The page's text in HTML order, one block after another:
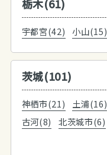
栃木(61)
宇都宮(42) 小山(15)
茨城(101)
神栖市(21) 土浦(16)
古河(8)
北茨城市(6)